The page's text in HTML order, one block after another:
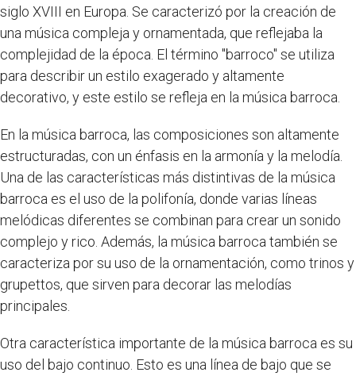
siglo XVIII en Europa. Se caracterizó por la creación de
una música compleja y ornamentada, que reflejaba la
complejidad de la época. El término "barroco" se utiliza
para describir un estilo exagerado y altamente
decorativo, y este estilo se refleja en la música barroca.
En la música barroca, las composiciones son altamente
estructuradas, con un énfasis en la armonía y la melodía.
Una de las características más distintivas de la música
barroca es el uso de la polifonía, donde varias líneas
melódicas diferentes se combinan para crear un sonido
complejo y rico. Además, la música barroca también se
caracteriza por su uso de la ornamentación, como trinos y
grupettos, que sirven para decorar las melodías
principales.
Otra característica importante de la música barroca es su
uso del bajo continuo. Esto es una línea de bajo que se